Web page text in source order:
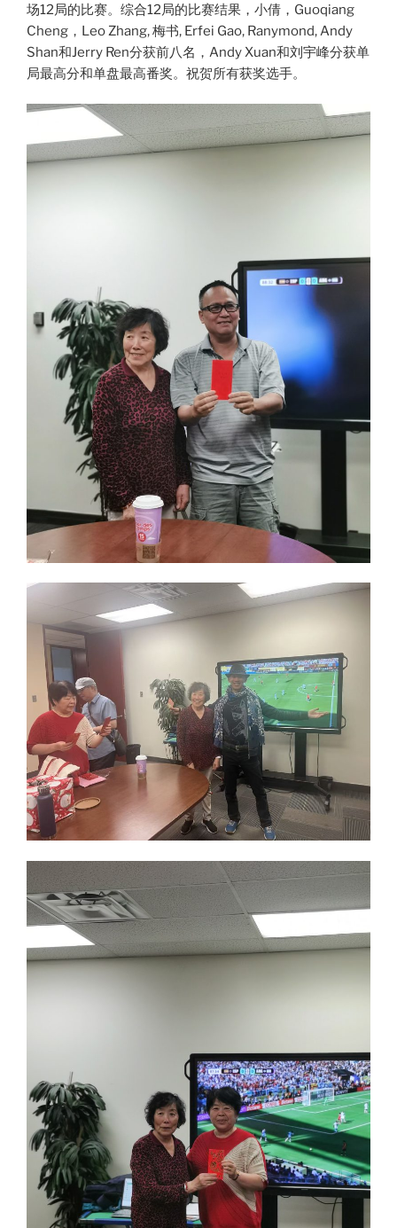
场12局的比赛。综合12局的比赛结果，小倩，Guoqiang
Cheng，Leo Zhang, 梅书, Erfei Gao, Ranymond, Andy
Shan和Jerry Ren分获前八名，Andy Xuan和刘宇峰分获单
局最高分和单盘最高番奖。祝贺所有获奖选手。